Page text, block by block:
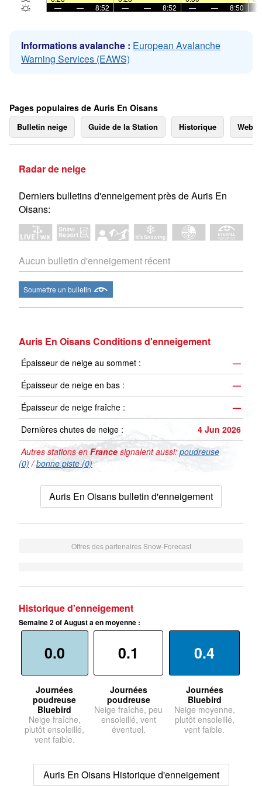
—
— 8:52 — — 8:52 — — 8:50
Informations avalanche : European Avalanche
Warning Services (EAWS)
Pages populaires de Auris En Oisans
Bulletin neige Guide de la Station Historique
Radar de neige
Derniers bulletins d'enneigement près de Auris En
Oisans:
Aucun bulletin d'enneigement récent
Soumettre un bulletin
Auris En Oisans Conditions d'enneigement
Épaisseur de neige au sommet :
—
Épaisseur de neige en bas :
—
Épaisseur de neige fraîche :
—
Dernières chutes de neige :
4 Jun 2026
Autres stations en Francesignalent aussi: poudreuse
(0) /bonne piste (0)
Auris En Oisans bulletin d'enneigement
Offres des partenaires Snow-Forecast
Historique d'enneigement
Semaine 2 of August a en moyenne :
0.0
Journées
poudreuse
Bluebird
Neige fraîche,
plutôt ensoleillé,
vent faible.
0.1
Journées
poudreuse
Neige fraîche, peu
ensoleillé, vent
éventuel.
0.4
Journées
Bluebird
Neige moyenne,
plutôt ensoleillé,
vent faible.
Auris En Oisans Historique d'enneigement